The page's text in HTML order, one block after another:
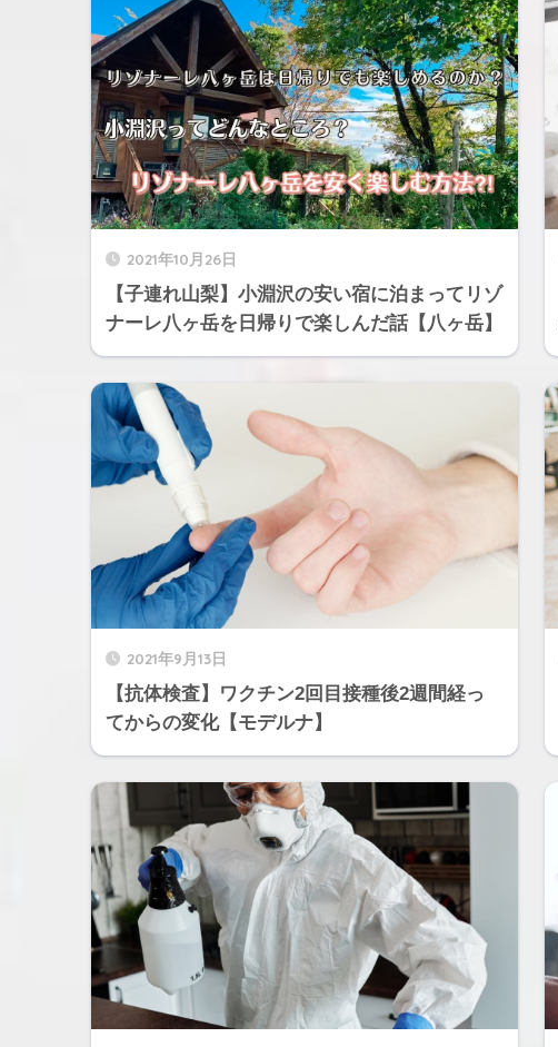
2021年10月26日
【子連れ山梨】小淵沢の安い宿に泊まってリゾ
ナーレ八ヶ岳を日帰りで楽しんだ話【八ヶ岳】
2021年9月13日
【抗体検査】ワクチン2回目接種後2週間経っ
てからの変化【モデルナ】